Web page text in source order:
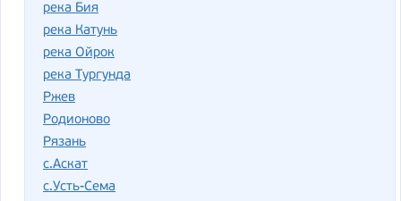
река Бия
река Катунь
река Ойрок
река Тургунда
Ржев
Родионово
Рязань
с.Аскат
с.Усть-Сема